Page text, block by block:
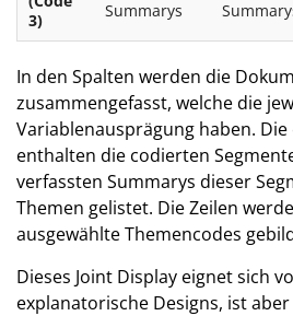
3)
Summarys
In den Spalten werden die
zusammengefasst, welche die
Variablenausprägung haben. Die
enthalten die codierten
verfassten Summarys dieser
Themen gelistet. Die Zeilen
ausgewählte Themencodes
Dieses Joint Display eignet sich
explanatorische Designs, ist